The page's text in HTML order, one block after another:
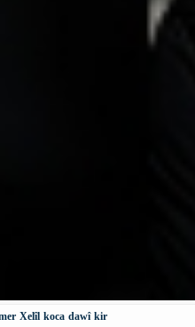
Xelîl koca dawî kir